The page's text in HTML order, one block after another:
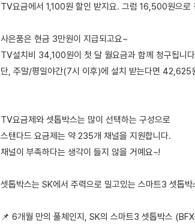
TV요금에서 1,100원 할인 받지요. 그럼 16,500원으로
사은품은 현금 3만원이 지급되고요~
TV설치비 34,100원이 첫 달 월요금과 함께 청구됩니
단, 주말/평일야간(7시 이후)에 설치 받는다면 42,625
TV요금제와 셋톱박스는 많이 선택하는 구성으로
스탠다드 요금제는 약 235개 채널을 지원합니다.
채널이 부족하다는 생각이 들지 않을 거예요~!
셋톱박스는 SK에서 주력으로 밀고있는 스마트3 셋톱박
📌 6개월 만의 풀체인지, SK의 스마트3 셋톱박스